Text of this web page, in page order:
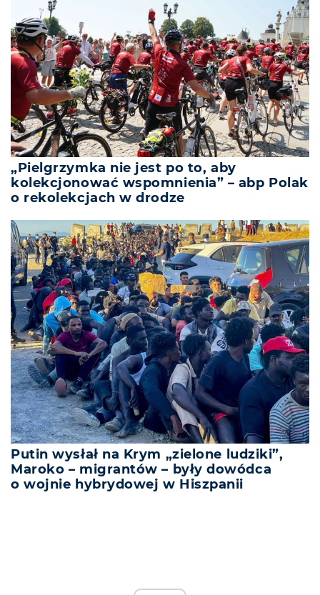
„Pielgrzymka nie jest po to, aby
kolekcjonować wspomnienia” – abp Polak
o rekolekcjach w drodze
Putin wysłał na Krym „zielone ludziki”,
Maroko – migrantów – były dowódca
o wojnie hybrydowej w Hiszpanii